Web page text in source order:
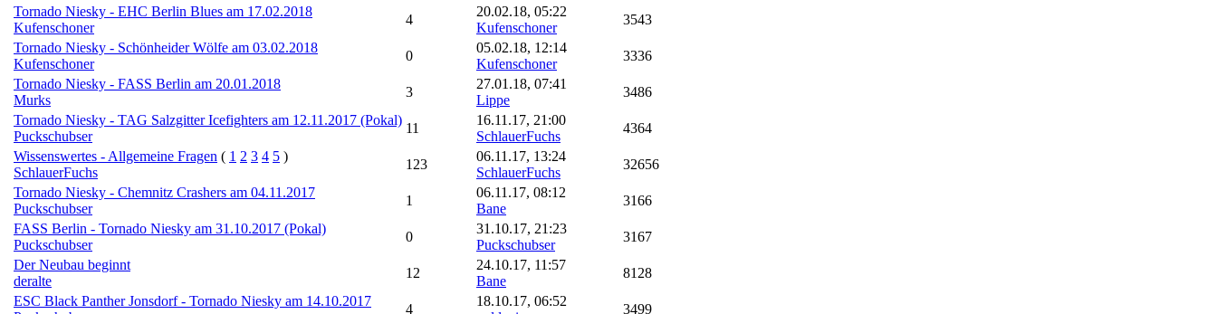
Tornado Niesky - EHC Berlin Blues am 17.02.2018
Kufenschoner
4
20.02.18, 05:22
Kufenschoner
3543
Tornado Niesky - Schönheider Wölfe am 03.02.2018
Kufenschoner
0
05.02.18, 12:14
Kufenschoner
3336
Tornado Niesky - FASS Berlin am 20.01.2018
Murks
3
27.01.18, 07:41
Lippe
3486
Tornado Niesky - TAG Salzgitter Icefighters am 12.11.2017 (Pokal)
Puckschubser
11
16.11.17, 21:00
SchlauerFuchs
4364
Wissenswertes - Allgemeine Fragen ( 1 2 3 4 5 )
SchlauerFuchs
123
06.11.17, 13:24
SchlauerFuchs
32656
Tornado Niesky - Chemnitz Crashers am 04.11.2017
Puckschubser
1
06.11.17, 08:12
Bane
3166
FASS Berlin - Tornado Niesky am 31.10.2017 (Pokal)
Puckschubser
0
31.10.17, 21:23
Puckschubser
3167
Der Neubau beginnt
deralte
12
24.10.17, 11:57
Bane
8128
ESC Black Panther Jonsdorf - Tornado Niesky am 14.10.2017
4
18.10.17, 06:52
3499